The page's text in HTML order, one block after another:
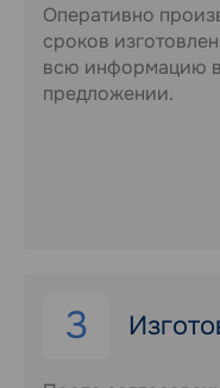
Оперативно
сроков
всю информацию
предложении.
3